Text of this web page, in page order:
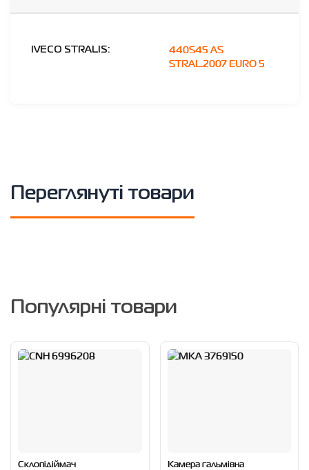
IVECO STRALIS:
440S45 AS
STRAL.2007 EURO 5
Переглянуті товари
Популярні товари
Склопідіймач
Камера гальмівна